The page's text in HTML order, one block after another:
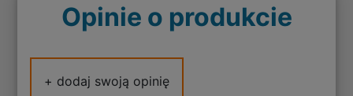
Opinie o produkcie
+ dodaj swoją opinię